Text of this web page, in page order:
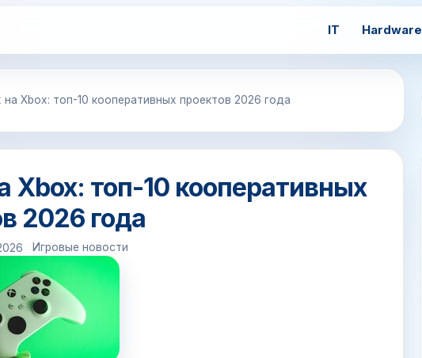
IT Hardware
Xbox: топ-10 кооперативных проектов 2026 года
топ-10 кооперативных
2026 года
Игровые новости